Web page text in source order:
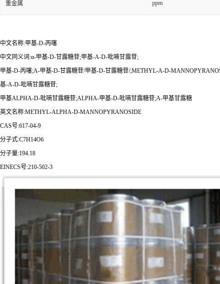
重金属 ppm
中文名称:甲基-D-丙噻
中文同义词:α-甲基-D-甘露糖苷;甲基-Α-D-吡喃甘露苷;
甲基-D-丙噻;Α-甲基-D-甘露糖苷/甲基-D-甘露糖苷/;METHYL-Α-D-
基-Α-D-吡喃甘露糖苷;
甲基ALPHA-D-吡喃甘露糖苷;ALPHA-甲基-D-吡喃甘露糖苷;Α-甲基甘露糖
英文名称:METHYL-ALPHA-D-MANNOPYRANOSIDE
CAS号:617-04-9
分子式:C7H14O6
分子量:194.18
EINECS号:210-502-3